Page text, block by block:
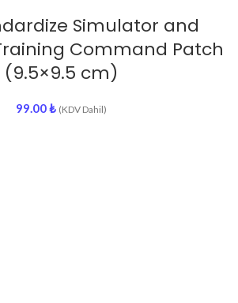
Simulator and
Command Patch
(9.5×9.5 cm)
99.00₺ (KDV Dahil)